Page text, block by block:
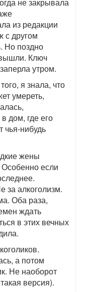
из редакции
с другом
Но поздно
Ключ
утром.
я знала, что
умереть,
дом, где его
чья-нибудь
жены
если
за алкоголизм.
Оба раза,
ждать
в этих вечных
а потом
Не наоборот
версия).